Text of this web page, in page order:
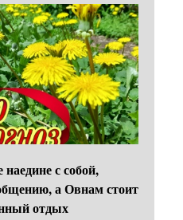
с собой,
а Овнам стоит
отдых